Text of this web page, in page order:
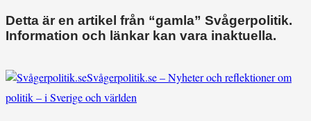
Detta är en artikel från “gamla” Svågerpolitik.
Information och länkar kan vara inaktuella.
Svågerpolitik.se – Nyheter och reflektioner om
politik – i Sverige och världen